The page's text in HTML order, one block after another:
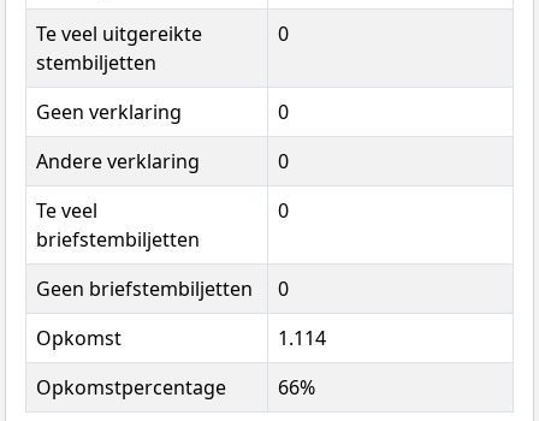
Te veel uitgereikte
stembiljetten
0
Geen verklaring
0
Andere verklaring
0
Te veel
briefstembiljetten
0
Geen briefstembiljetten
0
Opkomst
1.114
Opkomstpercentage
66%